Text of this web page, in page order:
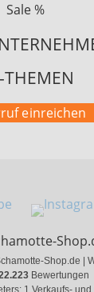
Sale %
THEMEN
einreichen
Shop.de |
Bewertungen
1 Verkaufs-